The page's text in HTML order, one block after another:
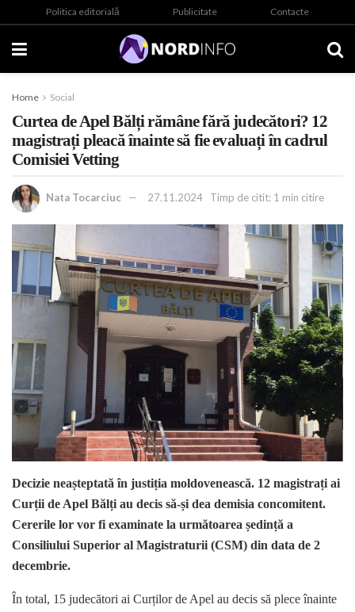
Politica editorială Publicitate Contacte
Home Social
Curtea de Apel Bălți rămâne fără judecători? 12
magistrați pleacă înainte să fie evaluați în cadrul
Comisiei Vetting
Nata Tocarciuc 27.11.2024 Timp de citit: 1 min citire
Decizie neașteptată în justiția moldovenească. 12 magistrați ai
Curții de Apel Bălți au decis să-și dea demisia concomitent.
Cererile lor vor fi examinate la următoarea ședință a
Consiliului Superior al Magistraturii (CSM) din data de 2
decembrie.
În total, 15 judecători ai Curților de Apel au decis să plece înainte